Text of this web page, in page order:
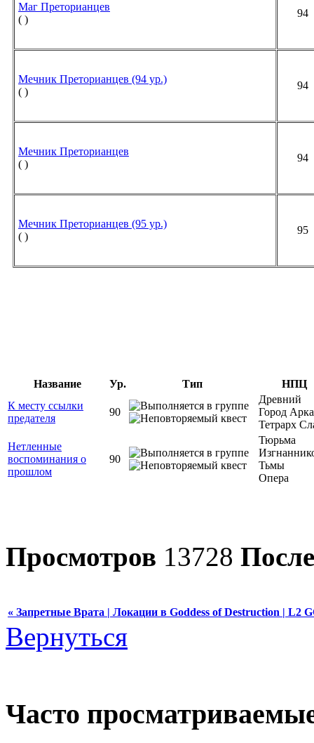
Маг Преторианцев
( )
94
Мечник Преторианцев (94 ур.)
( )
94
Мечник Преторианцев
( )
94
Мечник Преторианцев (95 ур.)
( )
95
Название Ур. Тип
НПЦ
К месту ссылки
предателя
90
Древний
Город
Тетрарх
Нетленные
воспоминания о
прошлом
90
Тюрьма
Тьмы
Опера
Просмотров 13728
« Запретные Врата | Локации в Goddess of Destruction | L2
Вернуться
Часто